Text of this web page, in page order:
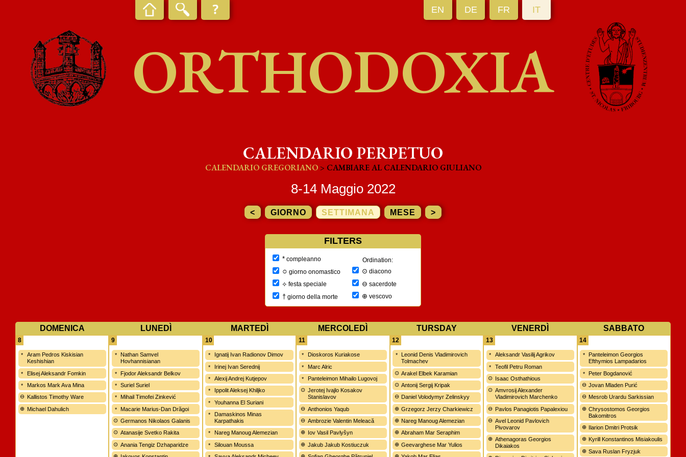
EN DE FR IT
ORTHODOXIA
CALENDARIO PERPETUO
CALENDARIO GREGORIANO > CAMBIARE AL CALENDARIO GIULIANO
8-14 Maggio 2022
< GIORNO SETTIMANA MESE >
FILTERS
*compleanno
○ giorno onomastico
⟡ festa speciale
†giorno della morte
Ordination:
⊙ diacono
⊖ sacerdote
⊕ vescovo
DOMENICA LUNEDÌ MARTEDÌ MERCOLEDÌ TURSDAY VENERDÌ SABBATO
8
Aram Pedros Kiskisian
Keshishian
Elisej Aleksandr Fomkin
Markos Mark Ava Mina
Kallistos Timothy Ware
Michael Dahulich
9
Nathan Samvel
Hovhannisianan
Fjodor Aleksandr Belkov
Suriel Suriel
Mihail Timofei Zinkević
Macarie Marius-Dan Drăgoi
Germanos Nikolaos Galanis
Atanasije Svetko Rakita
Anania Tengiz Dzhaparidze
10
Ignatij Ivan Radionov Dimov
Irinej Ivan Serednij
Alexij Andrej Kutjepov
Ippolit Aleksej Khiljko
Youhanna El Suriani
Damaskinos Minas
Karpathakis
Nareg Manoug Alemezian
Silouan Moussa
11
Dioskoros Kuriakose
Marc Alric
Panteleimon Mihailo Lugovoj
Jerotej Ivajlo Kosakov
Stanislavov
Anthonios Yaqub
Ambrozie Valentin Meleacă
Iov Vasil Pavlyšyn
Jakub Jakub Kostiuczuk
12
Leonid Denis Vladimirovich
Tolmachev
Arakel Elbek Karamian
Antonij Sergij Kripak
Daniel Volodymyr Zelinskyy
Grzegorz Jerzy Charkiewicz
Nareg Manoug Alemezian
Abraham Mar Seraphim
Geevarghese Mar Yulios
13
Aleksandr Vasilij Agrikov
Teofil Petru Roman
Isaac Osthathious
Amvrosij Alexander
Vladimirovich Marchenko
Pavlos Panagiotis Papalexiou
Avel Leonid Pavlovich
Pivovarov
Athenagoras Georgios
Dikaiakos
14
Panteleimon Georgios
Efthymios Lampadarios
Peter Bogdanović
Jovan Mladen Purić
Mesrob Urardu Sarkissian
Chrysostomos Georgios
Bakomitros
Ilarion Dmitri Protsik
Kyrill Konstantinos Misiakoulis
Sava Ruslan Fryzjuk